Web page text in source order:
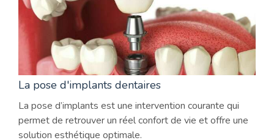
La pose d'implants dentaires
La pose d’implants est une intervention courante qui
permet de retrouver un réel confort de vie et offre une
solution esthétique optimale.